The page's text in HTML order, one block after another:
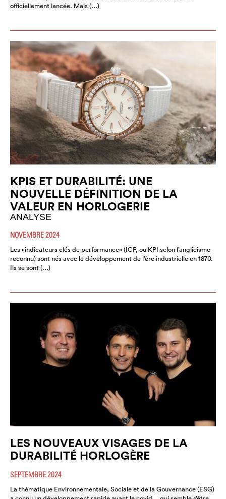
officiellement lancée. Mais (…)
KPIS ET DURABILITÉ: UNE
NOUVELLE DÉFINITION DE LA
VALEUR EN HORLOGERIE
ANALYSE
NOVEMBRE 2024
Les «indicateurs clés de performance» (ICP, ou KPI selon l’anglicisme
reconnu) sont nés avec le développement de l’ère industrielle en 1870.
Ils se sont (…)
LES NOUVEAUX VISAGES DE LA
DURABILITÉ HORLOGÈRE
SEPTEMBRE 2024
La thématique Environnementale, Sociale et de la Gouvernance (ESG)